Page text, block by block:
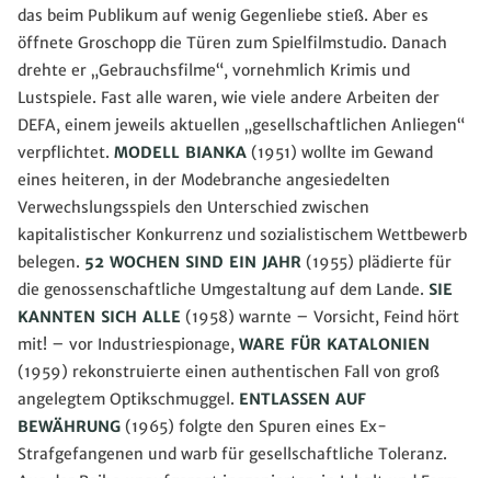
das beim Publikum auf wenig Gegenliebe stieß. Aber es
öffnete Groschopp die Türen zum Spielfilmstudio. Danach
drehte er „Gebrauchsfilme“, vornehmlich Krimis und
Lustspiele. Fast alle waren, wie viele andere Arbeiten der
DEFA, einem jeweils aktuellen „gesellschaftlichen Anliegen“
verpflichtet. MODELL BIANKA (1951) wollte im Gewand
eines heiteren, in der Modebranche angesiedelten
Verwechslungsspiels den Unterschied zwischen
kapitalistischer Konkurrenz und sozialistischem Wettbewerb
belegen. 52 WOCHEN SIND EIN JAHR (1955) plädierte für
die genossenschaftliche Umgestaltung auf dem Lande. SIE
KANNTEN SICH ALLE (1958) warnte – Vorsicht, Feind hört
mit! – vor Industriespionage, WARE FÜR KATALONIEN
(1959) rekonstruierte einen authentischen Fall von groß
angelegtem Optikschmuggel. ENTLASSEN AUF
BEWÄHRUNG (1965) folgte den Spuren eines Ex-
Strafgefangenen und warb für gesellschaftliche Toleranz.